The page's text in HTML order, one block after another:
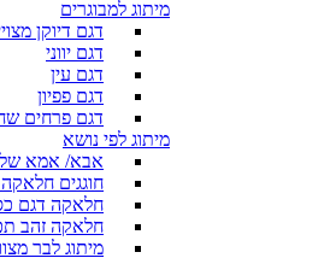
מיתוג למבוגרים
דגם דיוקן
דגם יווני
דגם עין
דגם פפיון
דגם פרחים
מיתוג לפי נושא
אבא/ אמא
חוגגים חלאקה
חלאקה דגם
חלאקה זהב
מיתוג לבר